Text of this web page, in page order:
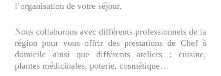
l’organisation de votre séjour.
Nous collaborons avec différents professionnels de la
région pour vous offrir des prestations de Chef à
domicile ainsi que différents ateliers : cuisine,
plantes médicinales, poterie, cosmétique…